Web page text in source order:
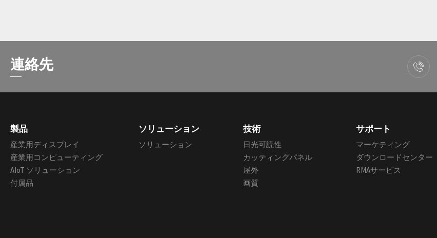
連絡先
製品
産業用ディスプレイ
産業用コンピューティング
AIoT ソリューション
付属品
ソリューション
ソリューション
技術
日光可読性
カッティングパネル
屋外
画質
サポート
マーケティング
ダウンロードセンター
RMAサービス